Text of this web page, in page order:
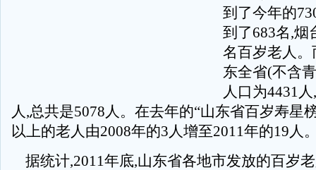
到了今年的
到了683名,烟
名百岁老人。
东全省(不含
人口为4431
人,总共是5078人。在去年的“山东省百岁寿星
以上的老人由2008年的3人增至2011年的19人
据统计,2011年底,山东省各地市发放的百岁